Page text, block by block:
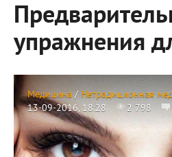
упражнения
Медицина / Нетрадиционная
13-09-2016, 18:28
2 798